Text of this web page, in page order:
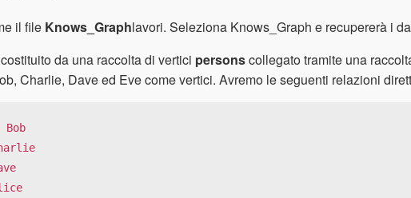
il file Knows_Graphlavori. Seleziona Knows_Graph e recupererà i
da una raccolta di vertici personscollegato tramite una
Charlie, Dave ed Eve come vertici. Avremo le seguenti relazioni
Bob